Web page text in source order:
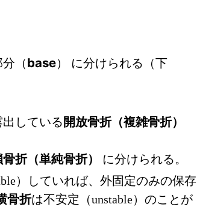
（base） に分けられる（下
している開放骨折（複雑骨折）
折（単純骨折）
に分けられる。
）していれば、外固定のみの保存
骨折は不安定（unstable）のことが